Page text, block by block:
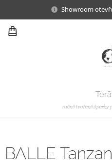
Showroom
ručně tvořené šperky
BALLE